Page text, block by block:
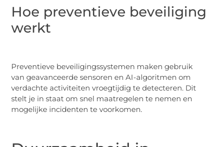
Hoe preventieve beveiliging
werkt
Preventieve beveiligingssystemen maken gebruik
van geavanceerde sensoren en AI-algoritmen om
verdachte activiteiten vroegtijdig te detecteren. Dit
stelt je in staat om snel maatregelen te nemen en
mogelijke incidenten te voorkomen.